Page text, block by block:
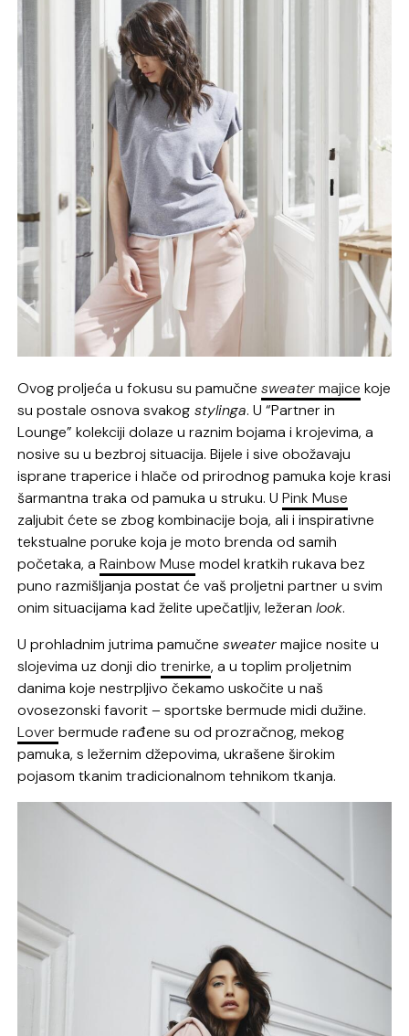
Ovog proljeća u fokusu su pamučnesweatermajice koje
su postale osnova svakog stylinga. U “Partner in
Lounge” kolekciji dolaze u raznim bojama i krojevima, a
nosive su u bezbroj situacija. Bijele i sive obožavaju
isprane traperice i hlače od prirodnog pamuka koje krasi
šarmantna traka od pamuka u struku. UPink Muse
zaljubit ćete se zbog kombinacije boja, ali i inspirativne
tekstualne poruke koja je moto brenda od samih
početaka, aRainbow Muse model kratkih rukava bez
puno razmišljanja postat će vaš proljetni partner u svim
onim situacijama kad želite upečatljiv, ležeranlook.
U prohladnim jutrima pamučnesweatermajice nosite u
slojevima uz donji diotrenirke, a u toplim proljetnim
danima koje nestrpljivo čekamo uskočite u naš
ovosezonski favorit – sportske bermude midi dužine.
Loverbermude rađene su od prozračnog, mekog
pamuka, s ležernim džepovima, ukrašene širokim
pojasom tkanim tradicionalnom tehnikom tkanja.